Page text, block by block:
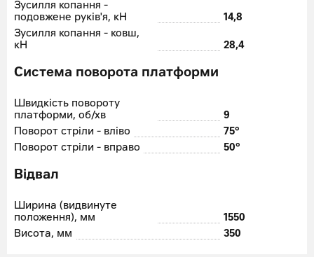
Зусилля копання -
подовжене руків'я, кН
14,8
Зусилля копання - ковш,
кН
28,4
Система поворота платформи
Швидкість повороту
платформи, об/хв
9
Поворот стріли - вліво
75°
Поворот стріли - вправо
50°
Відвал
Ширина (видвинуте
положення), мм
1550
Висота, мм
350